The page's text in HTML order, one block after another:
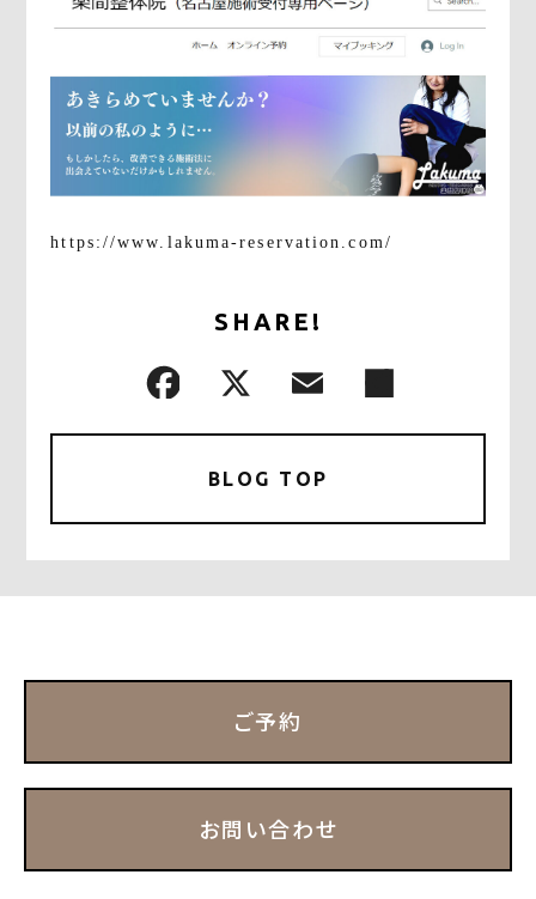
https://www.lakuma-reservation.com/
SHARE!
BLOG TOP
ご予約
お問い合わせ